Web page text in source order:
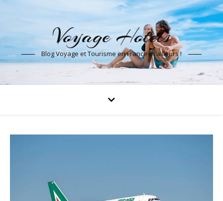
Voyage Hotels
Blog Voyage et Tourisme en France et ailleurs !